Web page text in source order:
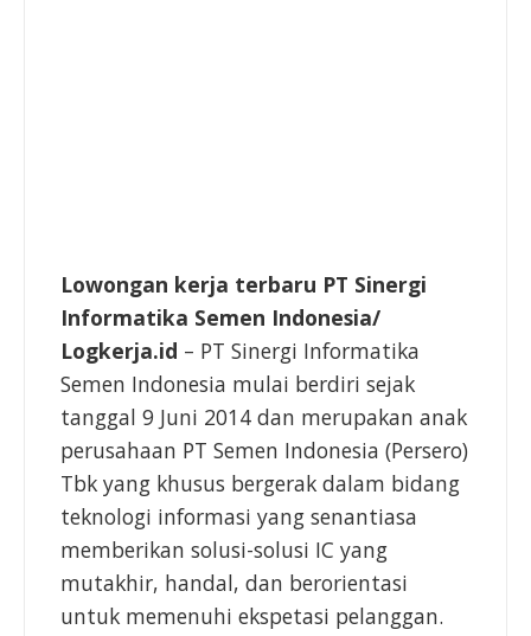
Lowongan kerja terbaru PT Sinergi
Informatika Semen Indonesia/
Logkerja.id – PT Sinergi Informatika
Semen Indonesia mulai berdiri sejak
tanggal 9 Juni 2014 dan merupakan anak
perusahaan PT Semen Indonesia (Persero)
Tbk yang khusus bergerak dalam bidang
teknologi informasi yang senantiasa
memberikan solusi-solusi IC yang
mutakhir, handal, dan berorientasi
untuk memenuhi ekspetasi pelanggan.